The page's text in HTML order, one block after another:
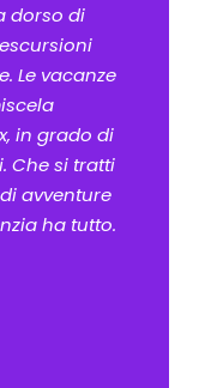
dorso di
Le vacanze
in grado di
Che si tratti
avventure
ha tutto.